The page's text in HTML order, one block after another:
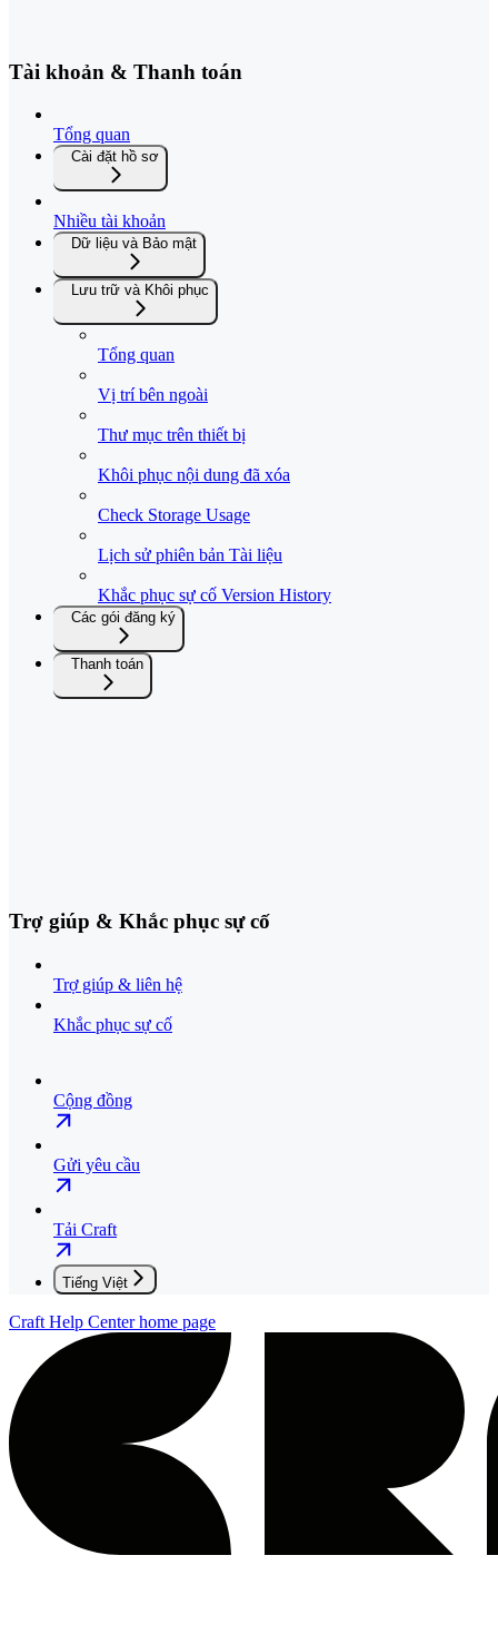
Tài khoản & Thanh toán
Tổng quan
Cài đặt hồ sơ
Nhiều tài khoản
Dữ liệu và Bảo mật
Lưu trữ và Khôi phục
Tổng quan
Vị trí bên ngoài
Thư mục trên thiết bị
Khôi phục nội dung đã xóa
Check Storage Usage
Lịch sử phiên bản Tài liệu
Khắc phục sự cố Version History
Các gói đăng ký
Thanh toán
Trợ giúp & Khắc phục sự cố
Trợ giúp & liên hệ
Khắc phục sự cố
Cộng đồng
Gửi yêu cầu
Tải Craft
Tiếng Việt
Craft Help Centerhome page